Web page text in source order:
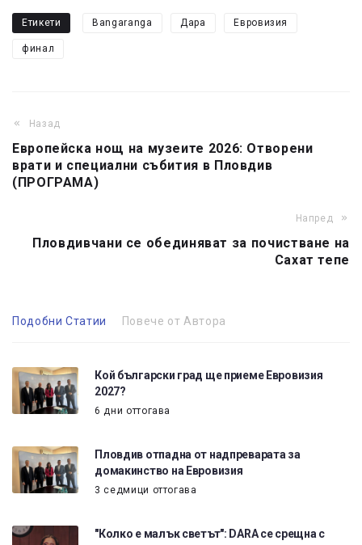
Етикети Bangaranga Дара Евровизия
финал
Назад
Европейска нощ на музеите 2026: Отворени
врати и специални събития в Пловдив
(ПРОГРАМА)
Напред
Пловдивчани се обединяват за почистване на
Сахат тепе
Подобни Статии Повече от Автора
Кой български град ще приеме Евровизия
2027?
6 дни оттогава
Пловдив отпадна от надпреварата за
домакинство на Евровизия
3 седмици оттогава
"Колко е малък светът": DARA се срещна с